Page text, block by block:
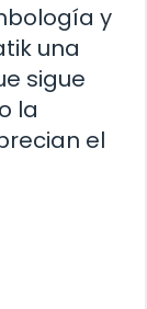
y
una
sigue
la
el